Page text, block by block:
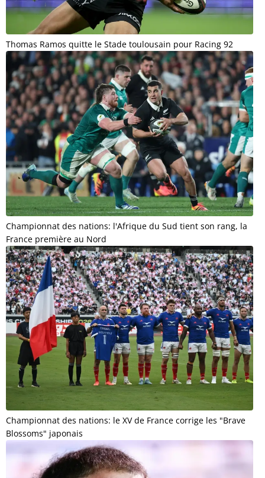
Thomas Ramos quitte le Stade toulousain pour Racing 92
Championnat des nations: l'Afrique du Sud tient son rang, la
France première au Nord
Championnat des nations: le XV de France corrige les "Brave
Blossoms" japonais